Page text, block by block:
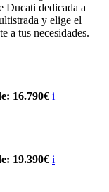
Ducati dedicada a
y elige el
a tus necesidades.
16.790€ i
19.390€ i